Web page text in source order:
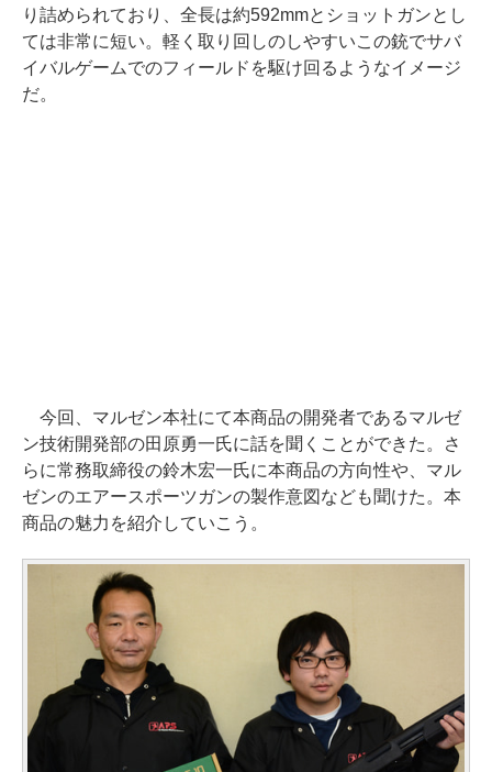
り詰められており、全長は約592mmとショットガンとし
ては非常に短い。軽く取り回しのしやすいこの銃でサバ
イバルゲームでのフィールドを駆け回るようなイメージ
だ。
今回、マルゼン本社にて本商品の開発者であるマルゼ
ン技術開発部の田原勇一氏に話を聞くことができた。さ
らに常務取締役の鈴木宏一氏に本商品の方向性や、マル
ゼンのエアースポーツガンの製作意図なども聞けた。本
商品の魅力を紹介していこう。